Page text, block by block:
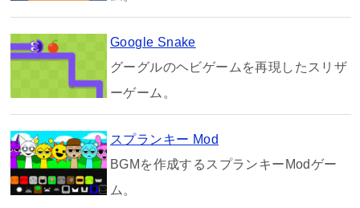
Google Snake
グーグルのヘビゲームを再現したスリザ
ーゲーム。
スプランキー Mod
BGMを作成するスプランキーModゲー
ム。